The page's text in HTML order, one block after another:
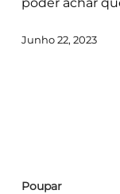
Junho 22, 2023
Poupar